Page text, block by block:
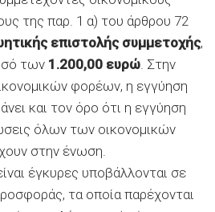
της παρ. 1 α) του άρθρου 72
επιστολής συμμετοχής,
των 1.200,00 ευρώ . Στην
φορέων, η εγγύηση
και τον όρο ότι η εγγύηση
όλων των οικονομικών
στην ένωση.
έγκυρες υποβάλλονται σε
τα οποία παρέχονται